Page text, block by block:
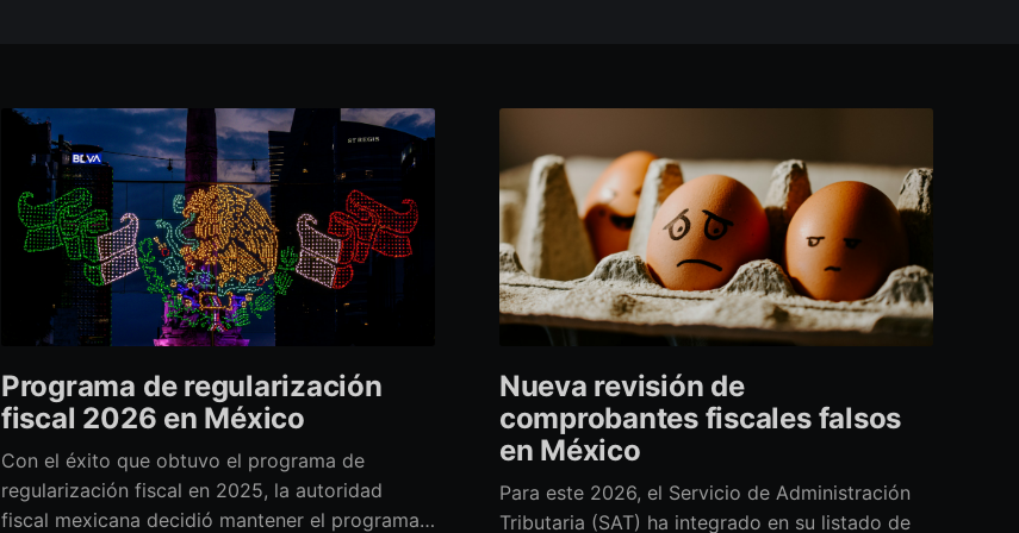
Programa de regularización
fiscal 2026 en México
Con el éxito que obtuvo el programa de
regularización fiscal en 2025, la autoridad
fiscal mexicana decidió mantener el programa
Nueva revisión de
comprobantes fiscales falsos
en México
Para este 2026, el Servicio de Administración
Tributaria (SAT) ha integrado en su listado de